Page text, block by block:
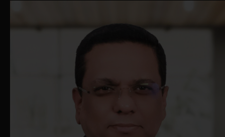
本网站可能包含前瞻性陈述。任何此类前
瞻性陈述均基于在发佈之日对未来事件的
预期、假设、估计和预测。实际结果受到
许多风险和不确定性的影响，可能导致其